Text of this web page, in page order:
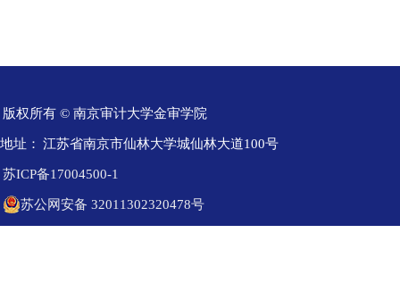
版权所有 © 南京审计大学金审学院
地址： 江苏省南京市仙林大学城仙林大道100号
苏ICP备17004500-1
苏公网安备 32011302320478号